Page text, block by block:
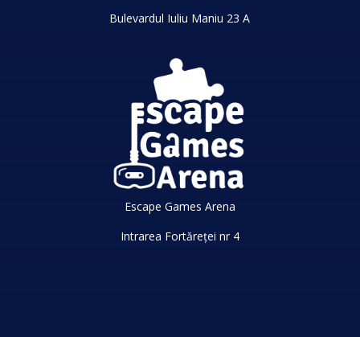
Bulevardul Iuliu Maniu 23 A
Escape Games Arena
Intrarea Fortăreței nr 4